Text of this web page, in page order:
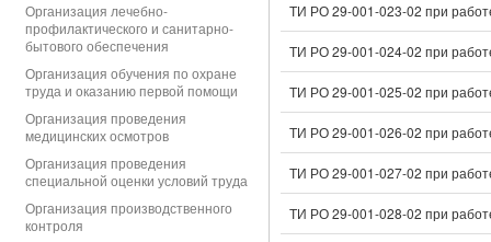
Организация лечебно-
профилактического и санитарно-
бытового обеспечения
Организация обучения по охране
труда и оказанию первой помощи
Организация проведения
медицинских осмотров
Организация проведения
специальной оценки условий труда
Организация производственного
контроля
ТИ РО 29-001-023-02 при
ТИ РО 29-001-024-02 при
ТИ РО 29-001-025-02 при
ТИ РО 29-001-026-02 при
ТИ РО 29-001-027-02 при
ТИ РО 29-001-028-02 при